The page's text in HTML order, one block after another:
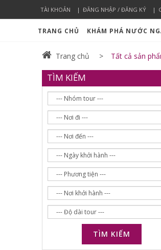
TÀI KHOẢN ĐĂNG NHẬP / ĐĂNG KÝ
TRANG CHỦ KHÁM PHÁ NƯỚC
Trang chủ Tất cả sản
TÌM KIẾM
TÌM KIẾM